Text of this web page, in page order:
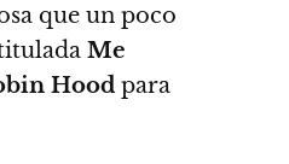
que un poco
Me
Hood para